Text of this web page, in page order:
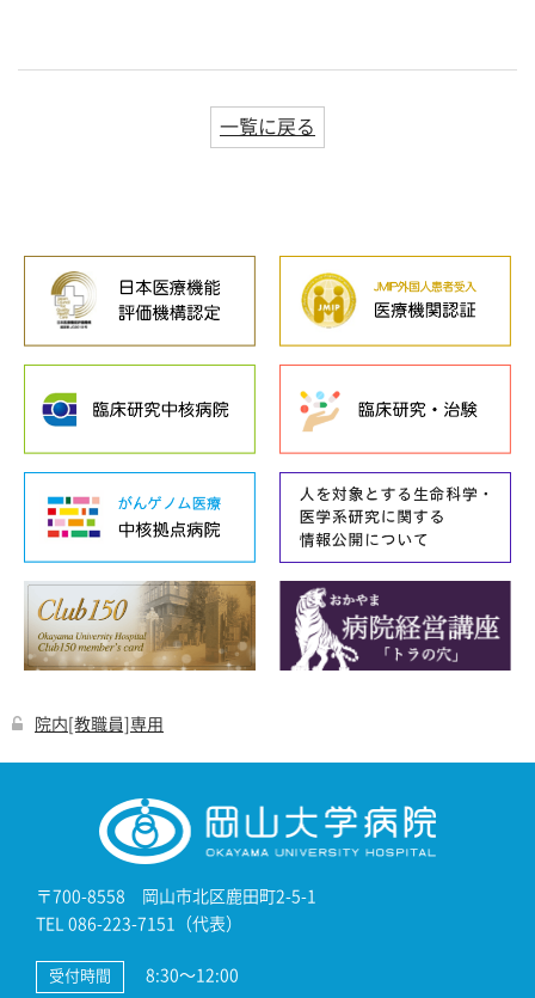
一覧に戻る
院内[教職員]専用
〒700-8558 岡山市北区鹿田町2-5-1
TEL 086-223-7151（代表）
受付時間 8:30～12:00